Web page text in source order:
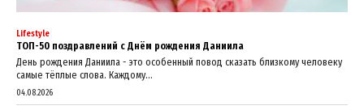
Lifestyle
ТОП-50 поздравлений с Днём рождения Даниила
День рождения Даниила - это особенный повод сказать близкому человеку
самые тёплые слова. Каждому...
04.08.2026